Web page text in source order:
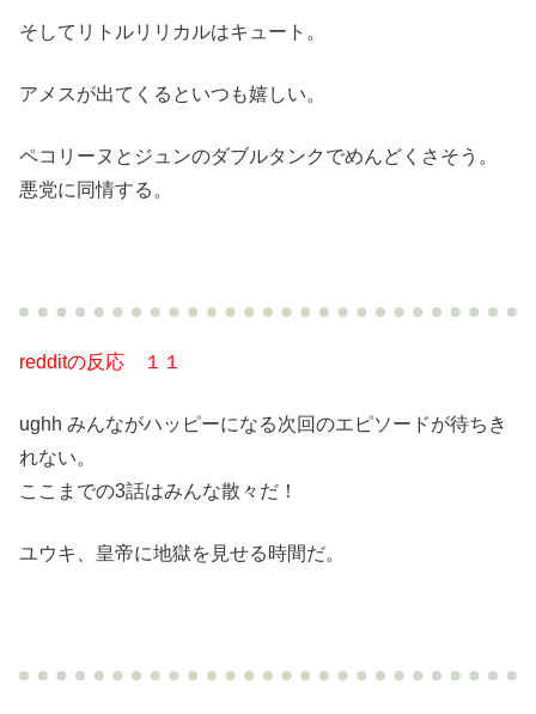
そしてリトルリリカルはキュート。
アメスが出てくるといつも嬉しい。
ペコリーヌとジュンのダブルタンクでめんどくさそう。
悪党に同情する。
redditの反応 １１
ughh みんながハッピーになる次回のエピソードが待ちき
れない。
ここまでの3話はみんな散々だ！
ユウキ、皇帝に地獄を見せる時間だ。